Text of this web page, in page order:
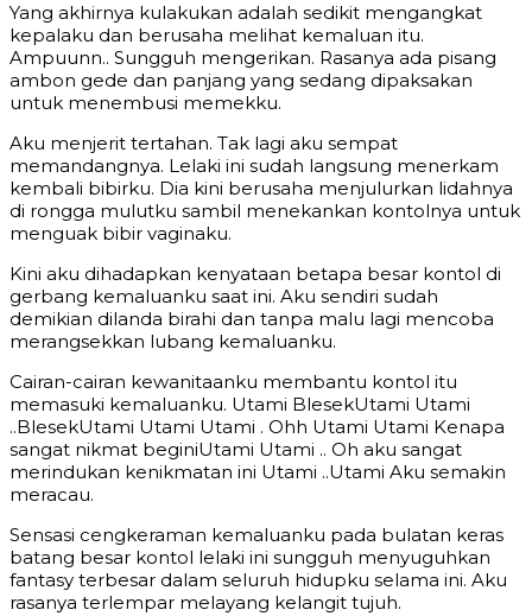
Yang akhirnya kulakukan adalah sedikit mengangkat
kepalaku dan berusaha melihat kemaluan itu.
Ampuunn.. Sungguh mengerikan. Rasanya ada pisang
ambon gede dan panjang yang sedang dipaksakan
untuk menembusi memekku.
Aku menjerit tertahan. Tak lagi aku sempat
memandangnya. Lelaki ini sudah langsung menerkam
kembali bibirku. Dia kini berusaha menjulurkan lidahnya
di rongga mulutku sambil menekankan kontolnya untuk
menguak bibir vaginaku.
Kini aku dihadapkan kenyataan betapa besar kontol di
gerbang kemaluanku saat ini. Aku sendiri sudah
demikian dilanda birahi dan tanpa malu lagi mencoba
merangsekkan lubang kemaluanku.
Cairan-cairan kewanitaanku membantu kontol itu
memasuki kemaluanku. Utami BlesekUtami Utami
..BlesekUtami Utami Utami . Ohh Utami Utami Kenapa
sangat nikmat beginiUtami Utami .. Oh aku sangat
merindukan kenikmatan ini Utami ..Utami Aku semakin
meracau.
Sensasi cengkeraman kemaluanku pada bulatan keras
batang besar kontol lelaki ini sungguh menyuguhkan
fantasy terbesar dalam seluruh hidupku selama ini. Aku
rasanya terlempar melayang kelangit tujuh.